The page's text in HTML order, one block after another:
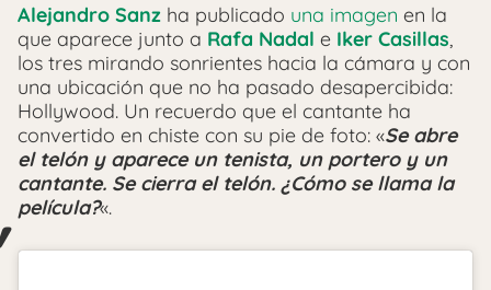
Alejandro Sanz ha publicado una imagen en la
que aparece junto a Rafa Nadal e Iker Casillas,
los tres mirando sonrientes hacia la cámara y con
una ubicación que no ha pasado desapercibida:
Hollywood. Un recuerdo que el cantante ha
convertido en chiste con su pie de foto: «Se abre
el telón y aparece un tenista, un portero y un
cantante. Se cierra el telón. ¿Cómo se llama la
película?«.